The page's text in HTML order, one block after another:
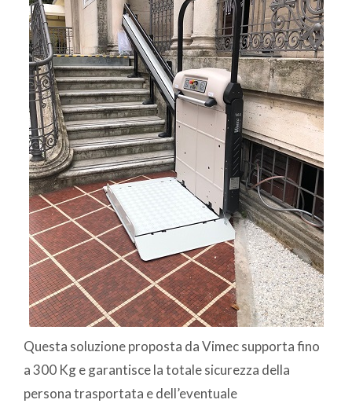
Questa soluzione proposta da Vimec supporta fino
a 300 Kg e garantisce la totale sicurezza della
persona trasportata e dell’eventuale